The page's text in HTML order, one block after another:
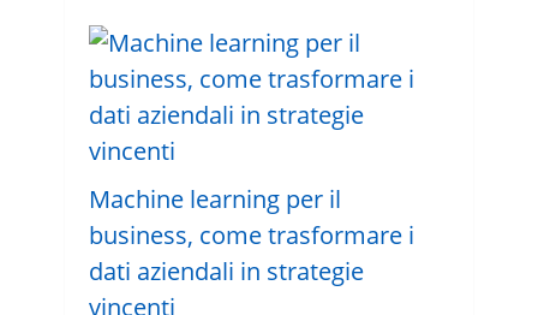
Machine learning per il
business, come trasformare i
dati aziendali in strategie
vincenti